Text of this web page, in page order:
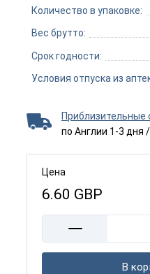
Количество в упаковке:
Вес брутто:
Срок годности:
Условия отпуска из
Приблизительные
по Англии 1-3 дня
Цена
6.60 GBP
В